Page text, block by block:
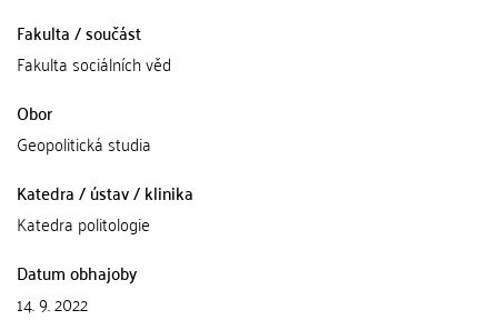
Fakulta / součást
Fakulta sociálních věd
Obor
Geopolitická studia
Katedra / ústav / klinika
Katedra politologie
Datum obhajoby
14. 9. 2022